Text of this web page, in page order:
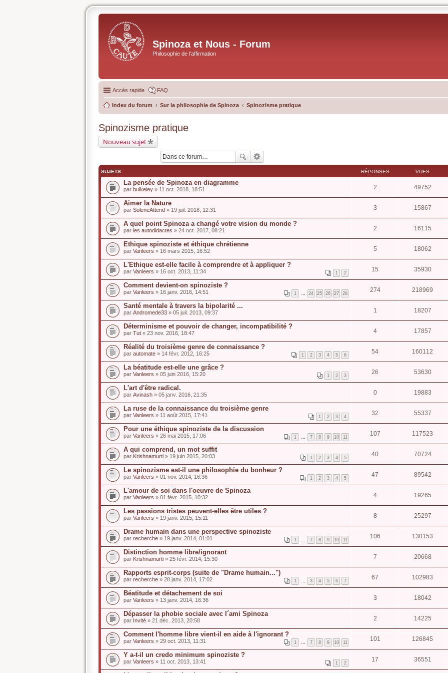
Spinoza et Nous - Forum
Philosophie de l'affirmation
Accès rapide FAQ
Index du forum Sur la philosophie de Spinoza Spinozisme pratique
Spinozisme pratique
Nouveau sujet
SUJETS RÉPONSES VUES
La pensée de Spinoza en diagramme
par bulkeley » 11 oct. 2018, 18:51 2 49752
Aimer la Nature
par SoleneAttend » 19 juil. 2018, 12:31 3 15867
A quel point Spinoza a changé votre vision du monde ?
par les autodidactes » 24 oct. 2017, 08:21 2 16115
Ethique spinoziste et éthique chrétienne
par Vanleers » 16 mars 2015, 16:52 5 18062
L'Ethique est-elle facile à comprendre et à appliquer ?
1 2
par Vanleers » 16 oct. 2013, 11:34 15 35930
Comment devient-on spinoziste ?
1 … 24 25 26 27 28
par Vanleers » 16 janv. 2016, 14:51 274 218969
Santé mentale à travers la bipolarité ...
par Andromede33 » 05 juil. 2013, 09:37 1 18207
Déterminisme et pouvoir de changer, incompatibilité ?
par Tut » 23 nov. 2016, 18:47 4 17857
Réalité du troisième genre de connaissance ?
1 2 3 4 5 6
par automate » 14 févr. 2012, 16:25 54 160112
La béatitude est-elle une grâce ?
1 2 3
par Vanleers » 05 juin 2016, 15:20 26 53630
L'art d'être radical.
par Avinash » 05 janv. 2016, 21:35 0 19883
La ruse de la connaissance du troisième genre
1 2 3 4
par Vanleers » 11 août 2015, 17:41 32 55337
Pour une éthique spinoziste de la discussion
1 … 7 8 9 10 11
par Vanleers » 26 mai 2015, 17:06 107 117523
A qui comprend, un mot suffit
1 2 3 4 5
par Krishnamurti » 19 juin 2015, 20:03 40 70724
Le spinozisme est-il une philosophie du bonheur ?
1 2 3 4 5
par Vanleers » 01 nov. 2014, 16:36 47 89542
L'amour de soi dans l'oeuvre de Spinoza
par Vanleers » 01 févr. 2015, 10:32 4 19265
Les passions tristes peuvent-elles être utiles ?
par Vanleers » 19 janv. 2015, 15:11 8 25297
Drame humain dans une perspective spinoziste
1 … 7 8 9 10 11
par recherche » 19 janv. 2014, 01:01 106 130153
Distinction homme libre/ignorant
par Krishnamurti » 25 févr. 2014, 15:30 7 20668
Rapports esprit-corps (suite de "Drame humain...")
1 … 3 4 5 6 7
par recherche » 28 janv. 2014, 17:02 67 102983
Béatitude et détachement de soi
par Vanleers » 13 janv. 2014, 16:36 3 18042
Dépasser la phobie sociale avec l´ami Spinoza
par Invité » 21 déc. 2013, 20:58 2 14225
Comment l'homme libre vient-il en aide à l'ignorant ?
1 … 7 8 9 10 11
par Vanleers » 29 oct. 2013, 11:31 101 126845
Y a-t-il un credo minimum spinoziste ?
1 2
par Vanleers » 11 oct. 2013, 13:41 17 36551